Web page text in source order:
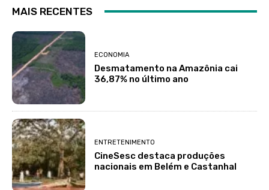
MAIS RECENTES
ECONOMIA
Desmatamento na Amazônia cai
36,87% no último ano
ENTRETENIMENTO
CineSesc destaca produções
nacionais em Belém e Castanhal